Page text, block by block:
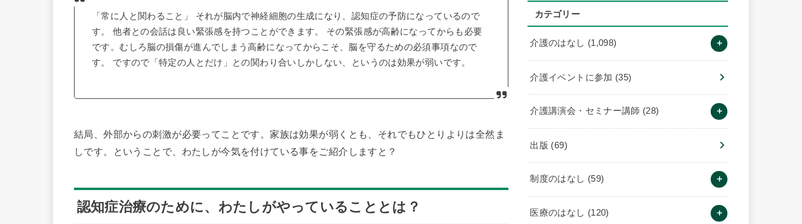
「常に人と関わること」 それが脳内で神経細胞の生成になり、認知症の予防になっているので
す。 他者との会話は良い緊張感を持つことができます。 その緊張感が高齢になってからも必要
です。むしろ脳の損傷が進んでしまう高齢になってからこそ、脳を守るための必須事項なので
す。 ですので「特定の人とだけ」との関わり合いしかしない、というのは効果が弱いです。
結局、外部からの刺激が必要ってことです。家族は効果が弱くとも、それでもひとりよりは全然ま
しです。ということで、わたしが今気を付けている事をご紹介しますと？
認知症治療のために、わたしがやっていることとは？
カテゴリー
介護のはなし (1,098)
介護イベントに参加 (35)
介護講演会・セミナー講師 (28)
出版 (69)
制度のはなし (59)
医療のはなし (120)